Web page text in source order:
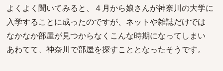
よくよく聞いてみると、４月から娘さんが神奈川の大学に
入学することに成ったのですが、ネットや雑誌だけでは
なかなか部屋が見つからなくこんな時期になってしまい
あわてて、神奈川で部屋を探すこととなったそうです。